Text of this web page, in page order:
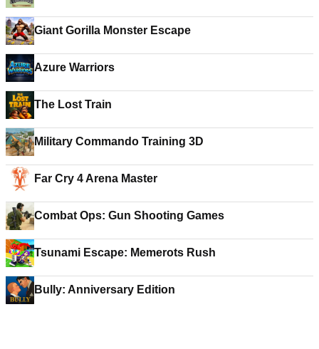
Giant Gorilla Monster Escape
Azure Warriors
The Lost Train
Military Commando Training 3D
Far Cry 4 Arena Master
Combat Ops: Gun Shooting Games
Tsunami Escape: Memerots Rush
Bully: Anniversary Edition